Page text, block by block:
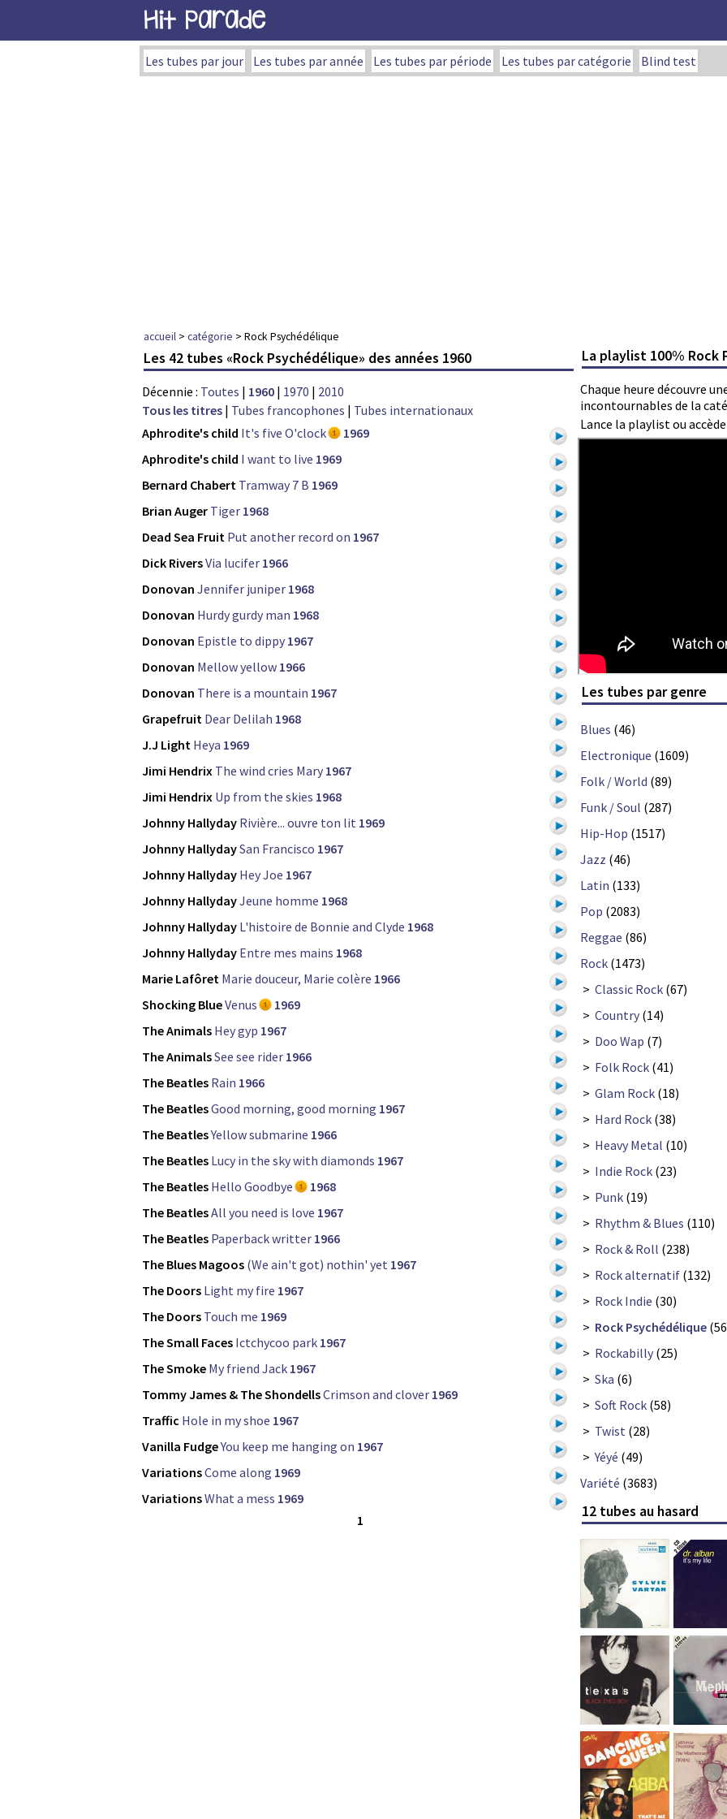
Hit Parade
Les tubes par jour Les tubes par année Les tubes par période Les tubes par catégorie Blind test
accueil > catégorie > Rock Psychédélique
La playlist 100% Rock
Chaque heure découvre
incontournables de la
Lance la playlist ou
Les 42 tubes «Rock Psychédélique» des années 1960
Décennie : Toutes | 1960 | 1970 | 2010
Tous les titres | Tubes francophones | Tubes internationaux
Aphrodite's child It's five O'clock
1969
Aphrodite's child I want to live 1969
Bernard Chabert Tramway 7 B 1969
Brian Auger Tiger 1968
Dead Sea Fruit Put another record on 1967
Dick RiversVia lucifer 1966
Donovan Jennifer juniper 1968
Donovan Hurdy gurdy man 1968
Donovan Epistle to dippy 1967
Donovan Mellow yellow 1966
Donovan There is a mountain 1967
Grapefruit Dear Delilah 1968
J.J Light Heya 1969
Jimi Hendrix The wind cries Mary 1967
Jimi Hendrix Up from the skies 1968
Johnny Hallyday Rivière... ouvre ton lit 1969
Johnny HallydaySan Francisco 1967
Johnny Hallyday Hey Joe 1967
Johnny HallydayJeune homme 1968
Johnny Hallyday L'histoire de Bonnie and Clyde 1968
Johnny Hallyday Entre mes mains 1968
Marie Lafôret Marie douceur, Marie colère 1966
Shocking BlueVenus
1969
The Animals Hey gyp 1967
The AnimalsSee see rider 1966
The Beatles Rain 1966
The BeatlesGood morning, good morning 1967
The BeatlesYellow submarine 1966
The Beatles Lucy in the sky with diamonds 1967
The Beatles Hello Goodbye
1968
The BeatlesAll you need is love 1967
The Beatles Paperback writter 1966
The Blues Magoos (We ain't got) nothin' yet 1967
The Doors Light my fire 1967
The Doors Touch me 1969
The Small Faces Ictchycoo park 1967
The Smoke My friend Jack 1967
Tommy James & The ShondellsCrimson and clover 1969
Traffic Hole in my shoe 1967
Vanilla FudgeYou keep me hanging on 1967
VariationsCome along 1969
VariationsWhat a mess 1969
1
Les tubes par genre
Blues (46)
Electronique (1609)
Folk / World (89)
Funk / Soul (287)
Hip-Hop (1517)
Jazz (46)
Latin (133)
Pop (2083)
Reggae (86)
Rock (1473)
> Classic Rock (67)
> Country (14)
> Doo Wap (7)
> Folk Rock (41)
> Glam Rock (18)
> Hard Rock (38)
> Heavy Metal (10)
> Indie Rock (23)
> Punk (19)
> Rhythm & Blues (110)
> Rock & Roll (238)
> Rock alternatif (132)
> Rock Indie (30)
> Rock Psychédélique
> Rockabilly (25)
> Ska (6)
> Soft Rock (58)
> Twist (28)
>Yéyé (49)
Variété (3683)
12 tubes au hasard